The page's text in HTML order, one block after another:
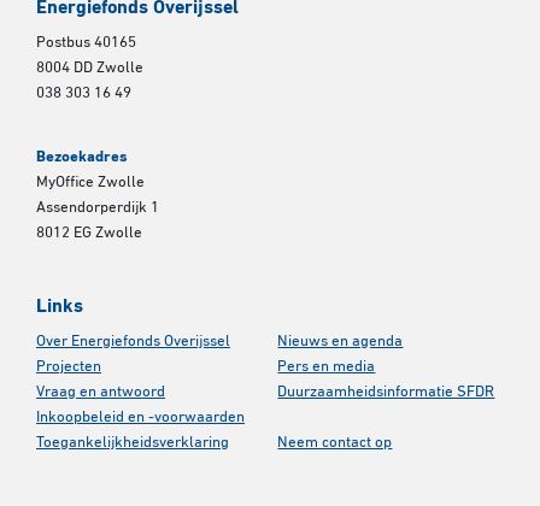
Energiefonds Overijssel
Postbus 40165
8004 DD Zwolle
038 303 16 49
Bezoekadres
MyOffice Zwolle
Assendorperdijk 1
8012 EG Zwolle
Links
Over Energiefonds Overijssel
Nieuws en agenda
Projecten
Pers en media
Vraag en antwoord
Duurzaamheidsinformatie SFDR
Inkoopbeleid en -voorwaarden
Toegankelijkheidsverklaring
Neem contact op